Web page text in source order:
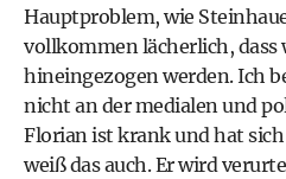
Hauptproblem, wie
vollkommen lächerlich, dass
hineingezogen werden. Ich
nicht an der medialen und
Florian ist krank und hat
weiß das auch. Er wird